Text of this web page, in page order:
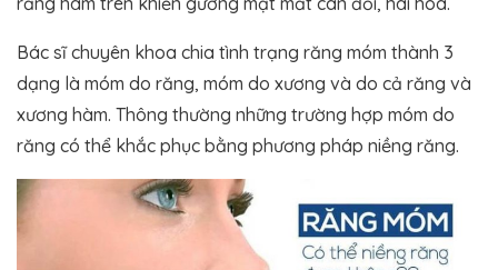
Bác sĩ chuyên khoa chia tình trạng răng móm thành 3
dạng là móm do răng, móm do xương và do cả răng và
xương hàm. Thông thường những trường hợp móm do
răng có thể khắc phục bằng phương pháp niềng răng.